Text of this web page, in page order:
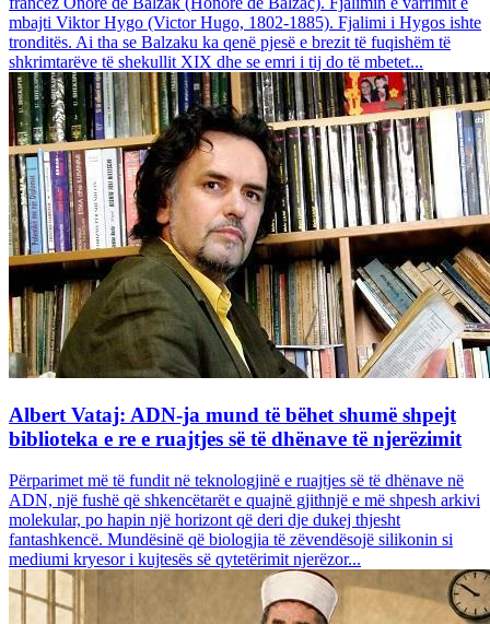
mbajti Viktor Hygo (Victor Hugo, 1802-1885). Fjalimi i Hygos ishte
tronditës. Ai tha se Balzaku ka qenë pjesë e brezit të fuqishëm të
shkrimtarëve të shekullit XIX dhe se emri i tij do të mbetet...
Albert Vataj: ADN-ja mund të bëhet shumë shpejt
biblioteka e re e ruajtjes së të dhënave të njerëzimit
Përparimet më të fundit në teknologjinë e ruajtjes së të dhënave në
ADN, një fushë që shkencëtarët e quajnë gjithnjë e më shpesh arkivi
molekular, po hapin një horizont që deri dje dukej thjesht
fantashkencë. Mundësinë që biologjia të zëvendësojë silikonin si
mediumi kryesor i kujtesës së qytetërimit njerëzor...